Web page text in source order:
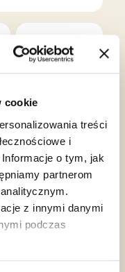
cookie
treści
i
o tym, jak
partnerom
z innymi danymi
podczas
Union Pareve